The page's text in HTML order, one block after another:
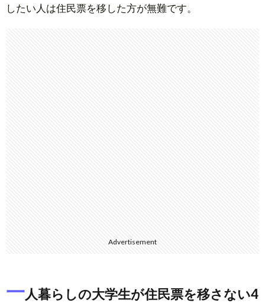
したい人は住民票を移した方が無難です。
Advertisement
一人暮らしの大学生が住民票を移さない4